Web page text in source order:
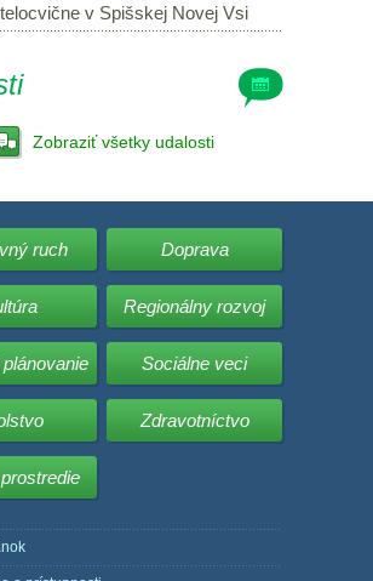
v Spišskej Novej Vsi
Zobraziť všetky udalosti
ruch Doprava
Regionálny rozvoj
Sociálne veci
Zdravotníctvo